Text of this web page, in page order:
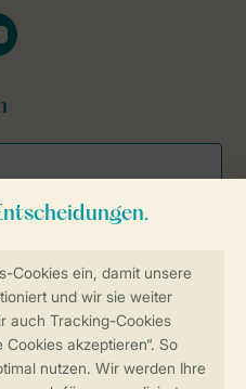
Buchung